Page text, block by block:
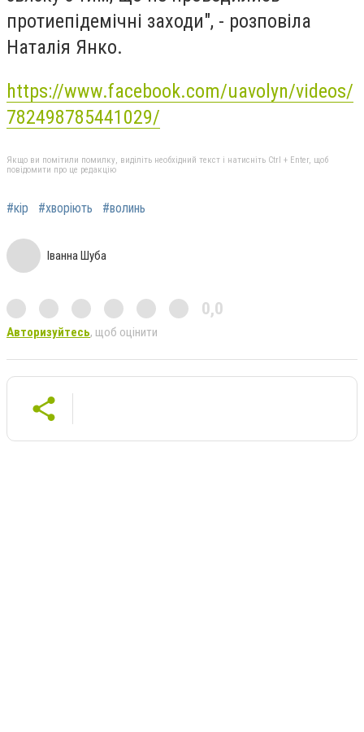
протиепідемічні заходи", - розповіла
Наталія Янко.
https://www.facebook.com/uavolyn/videos/
782498785441029/
Якщо ви помітили помилку, виділіть необхідний текст і натисніть Ctrl + Enter, щоб
повідомити про це редакцію
#кір #хворіють #волинь
Іванна Шуба
0,0
Авторизуйтесь, щоб оцінити